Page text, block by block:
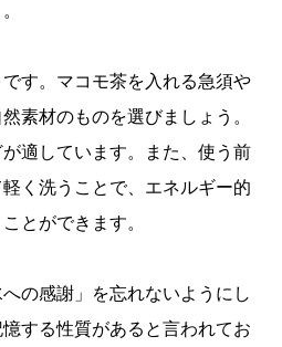
す。マコモ茶を入れる急須や
素材のものを選びましょう。
適しています。また、使う前
く洗うことで、エネルギー的
とができます。
の感謝」を忘れないようにし
する性質があると言われてお